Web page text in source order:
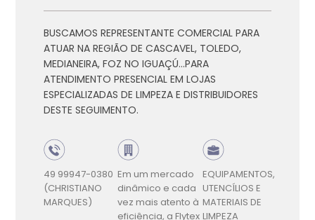
BUSCAMOS REPRESENTANTE COMERCIAL PARA
ATUAR NA REGIÃO DE CASCAVEL, TOLEDO,
MEDIANEIRA, FOZ NO IGUAÇÚ...PARA
ATENDIMENTO PRESENCIAL EM LOJAS
ESPECIALIZADAS DE LIMPEZA E DISTRIBUIDORES
DESTE SEGUIMENTO.
49 99947-0380
(CHRISTIANO
MARQUES)
Em um mercado
dinâmico e cada
vez mais atento à
eficiência, a Flytex
EQUIPAMENTOS,
UTENCÍLIOS E
MATERIAIS DE
LIMPEZA